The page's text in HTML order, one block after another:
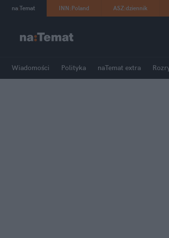
na:Temat INN:Poland ASZ:dziennik
Wiadomości Polityka naTemat extra